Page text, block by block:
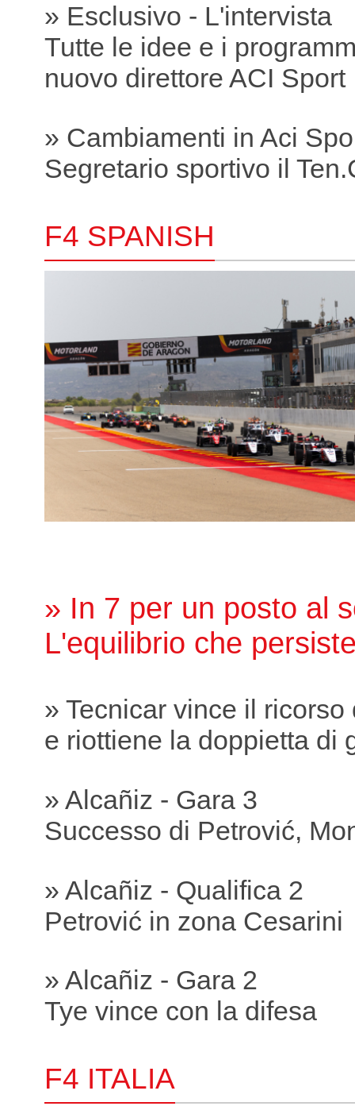
» Esclusivo - L'intervista
Tutte le idee e i
nuovo direttore ACI Sport
» Cambiamenti in Aci
Segretario sportivo il
F4 SPANISH
» In 7 per un posto al
L'equilibrio che
» Tecnicar vince il ricorso
e riottiene la doppietta di
» Alcañiz - Gara 3
Successo di Petrović,
» Alcañiz - Qualifica 2
Petrović in zona Cesarini
» Alcañiz - Gara 2
Tye vince con la difesa
F4 ITALIA